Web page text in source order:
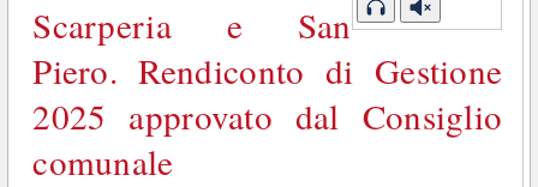
Scarperia e San
Piero. Rendiconto di Gestione
2025 approvato dal Consiglio
comunale